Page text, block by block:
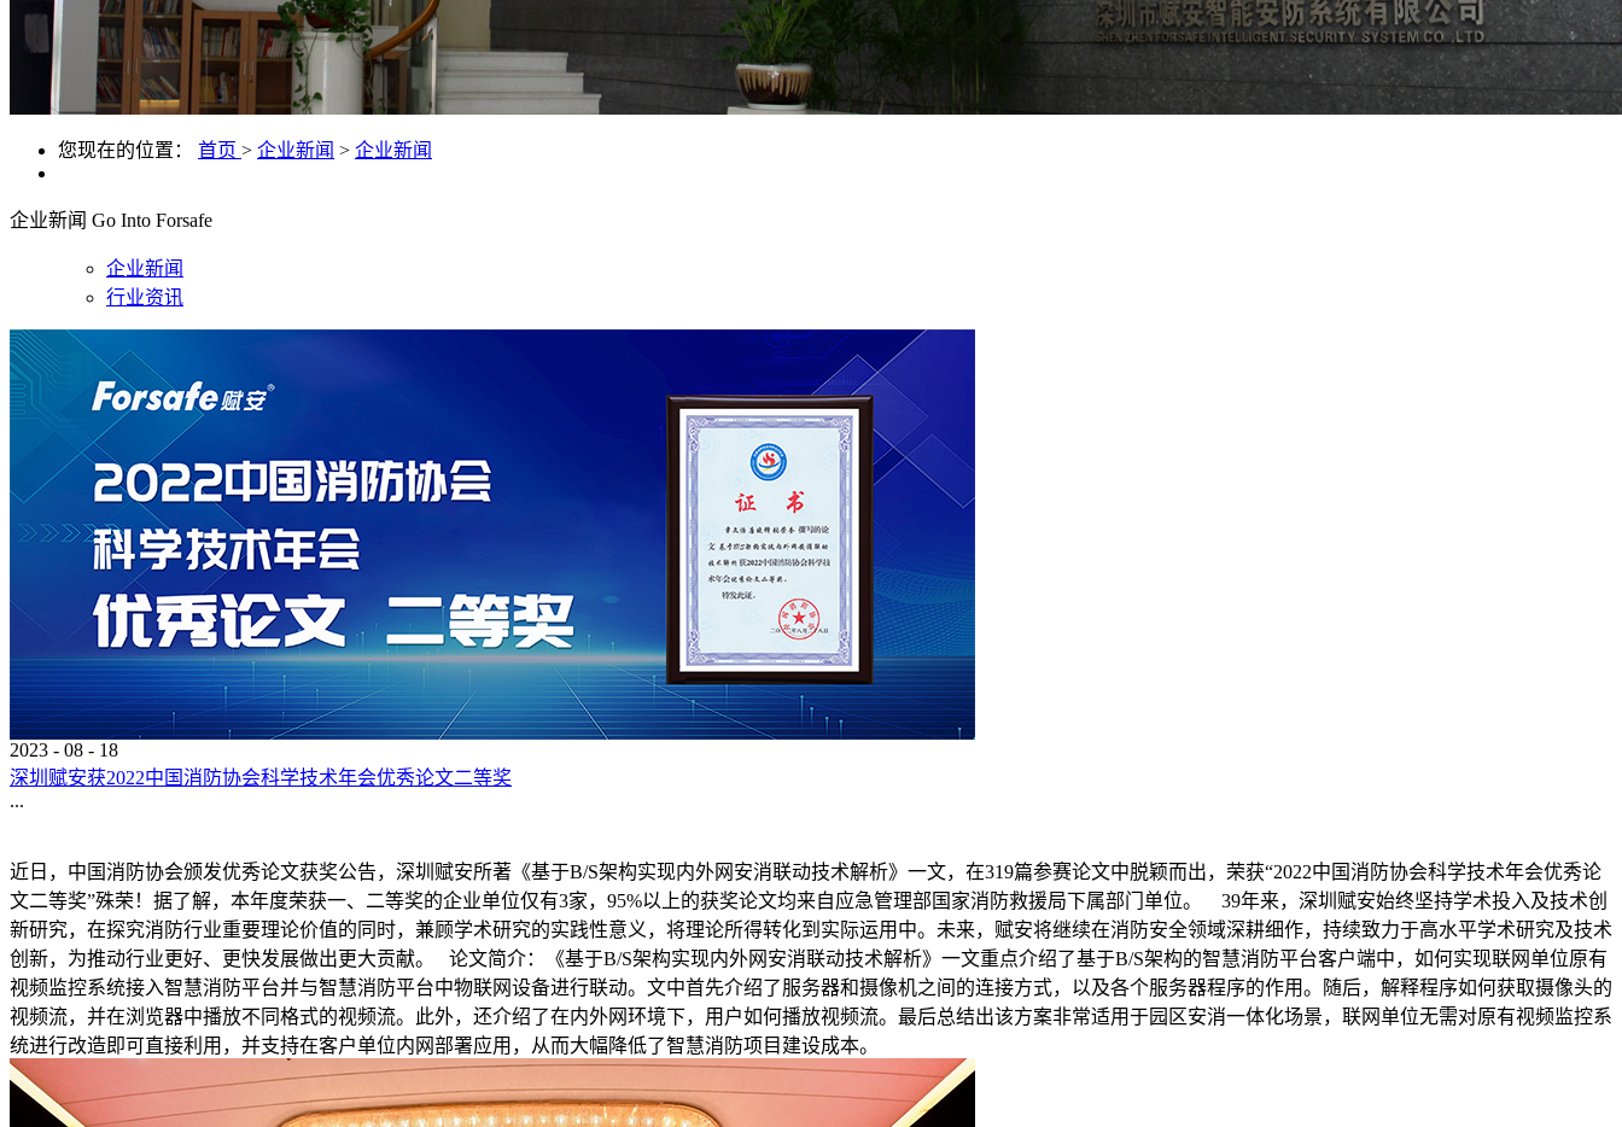
您现在的位置： 首页 > 企业新闻 > 企业新闻
企业新闻 Go Into Forsafe
企业新闻
行业资讯
2023 - 08 - 18
深圳赋安获2022中国消防协会科学技术年会优秀论文二等奖
...
近日，中国消防协会颁发优秀论文获奖公告，深圳赋安所著《基于B/S架构实现内外网安消联动技术解析》一文，在319篇参赛论文中脱颖而出，荣获“2022中国消防协会科学技术年会优秀论
文二等奖”殊荣！据了解，本年度荣获一、二等奖的企业单位仅有3家，95%以上的获奖论文均来自应急管理部国家消防救援局下属部门单位。 39年来，深圳赋安始终坚持学术投入及技术创
新研究，在探究消防行业重要理论价值的同时，兼顾学术研究的实践性意义，将理论所得转化到实际运用中。未来，赋安将继续在消防安全领域深耕细作，持续致力于高水平学术研究及技术
创新，为推动行业更好、更快发展做出更大贡献。 论文简介：《基于B/S架构实现内外网安消联动技术解析》一文重点介绍了基于B/S架构的智慧消防平台客户端中，如何实现联网单位原有
视频监控系统接入智慧消防平台并与智慧消防平台中物联网设备进行联动。文中首先介绍了服务器和摄像机之间的连接方式，以及各个服务器程序的作用。随后，解释程序如何获取摄像头的
视频流，并在浏览器中播放不同格式的视频流。此外，还介绍了在内外网环境下，用户如何播放视频流。最后总结出该方案非常适用于园区安消一体化场景，联网单位无需对原有视频监控系
统进行改造即可直接利用，并支持在客户单位内网部署应用，从而大幅降低了智慧消防项目建设成本。